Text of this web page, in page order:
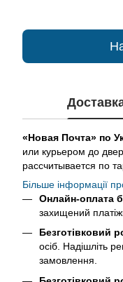
«Новая Почта» по
или курьером до
рассчитывается по
Більше інформації
Онлайн-оплата
захищений
Безготівковий
осіб. Надішліть
замовлення.